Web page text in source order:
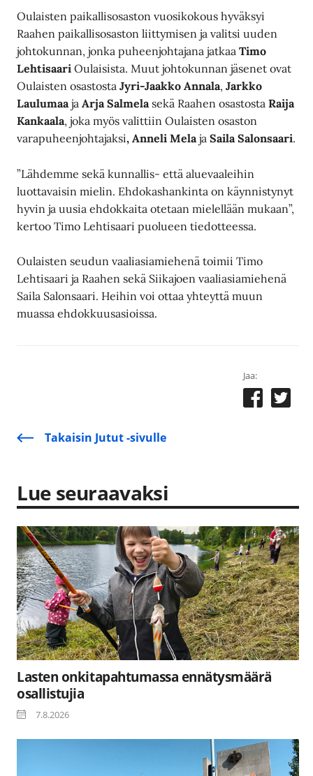
Oulaisten paikallisosaston vuosikokous hyväksyi
Raahen paikallisosaston liittymisen ja valitsi uuden
johtokunnan, jonka puheenjohtajana jatkaaTimo
Lehtisaari Oulaisista. Muut johtokunnan jäsenet ovat
Oulaisten osastostaJyri-Jaakko Annala,Jarkko
LaulumaajaArja Salmelasekä Raahen osastostaRaija
Kankaala, joka myös valittiin Oulaisten osaston
varapuheenjohtajaksi, Anneli MelajaSaila Salonsaari.
”Lähdemme sekä kunnallis- että aluevaaleihin
luottavaisin mielin. Ehdokashankinta on käynnistynyt
hyvin ja uusia ehdokkaita otetaan mielellään mukaan”,
kertoo Timo Lehtisaari puolueen tiedotteessa.
Oulaisten seudun vaaliasiamiehenä toimii Timo
Lehtisaari ja Raahen sekä Siikajoen vaaliasiamiehenä
Saila Salonsaari. Heihin voi ottaa yhteyttä muun
muassa ehdokkuusasioissa.
Jaa:
Takaisin Jutut -sivulle
Lue seuraavaksi
Lasten onkitapahtumassa ennätysmäärä
osallistujia
7.8.2026